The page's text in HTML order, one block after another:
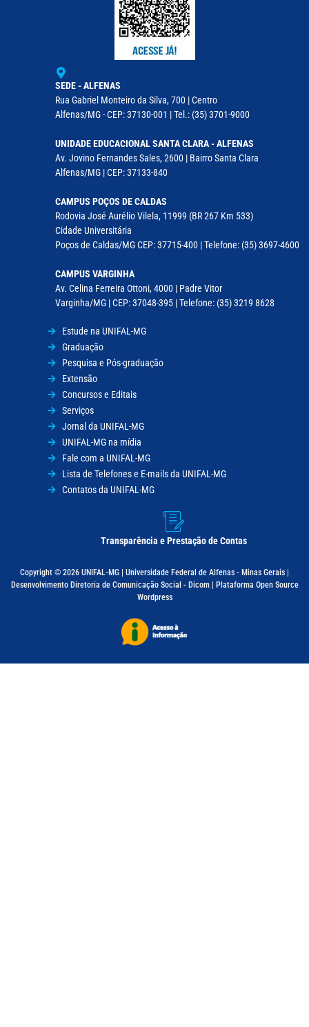
SEDE - ALFENAS
Rua Gabriel Monteiro da Silva, 700 | Centro
Alfenas/MG - CEP: 37130-001 | Tel.: (35) 3701-9000
UNIDADE EDUCACIONAL SANTA CLARA - ALFENAS
Av. Jovino Fernandes Sales, 2600 | Bairro Santa Clara
Alfenas/MG | CEP: 37133-840
CAMPUS POÇOS DE CALDAS
Rodovia José Aurélio Vilela, 11999 (BR 267 Km 533)
Cidade Universitária
Poços de Caldas/MG CEP: 37715-400 | Telefone: (35) 3697-4600
CAMPUS VARGINHA
Av. Celina Ferreira Ottoni, 4000 | Padre Vitor
Varginha/MG | CEP: 37048-395 | Telefone: (35) 3219 8628
Estude na UNIFAL-MG
Graduação
Pesquisa e Pós-graduação
Extensão
Concursos e Editais
Serviços
Jornal da UNIFAL-MG
UNIFAL-MG na mídia
Fale com a UNIFAL-MG
Lista de Telefones e E-mails da UNIFAL-MG
Contatos da UNIFAL-MG
Transparência e Prestação de Contas
Copyright © 2026 UNIFAL-MG | Universidade Federal de Alfenas - Minas Gerais |
Desenvolvimento Diretoria de Comunicação Social - Dicom | Plataforma Open Source
Wordpress